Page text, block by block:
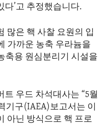
다’고 추정했습니다.
많은 핵 사찰 요원의 입
가까운 농축 우라늄을
축용 원심분리기 시설을
우드 차석대사는 “5월
기구(IAEA)보고서는 이
아닌 방식으로 핵 프로